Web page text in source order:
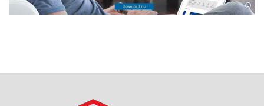
©